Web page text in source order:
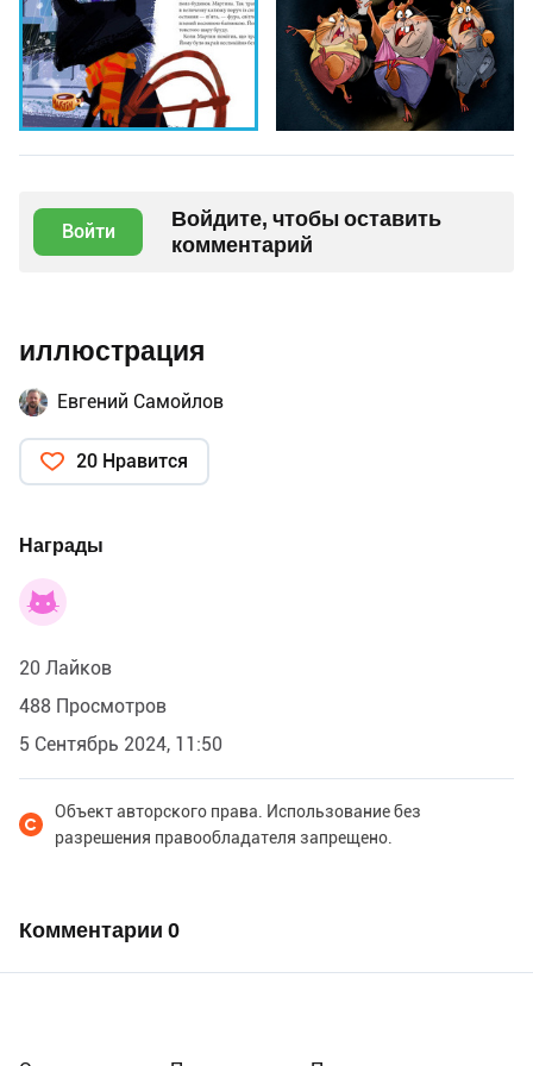
Войти
Войдите, чтобы оставить
комментарий
иллюстрация
Евгений Самойлов
20 Нравится
Награды
20 Лайков
488 Просмотров
5 Сентябрь 2024, 11:50
Объект авторского права. Использование без
разрешения правообладателя запрещено.
Комментарии 0